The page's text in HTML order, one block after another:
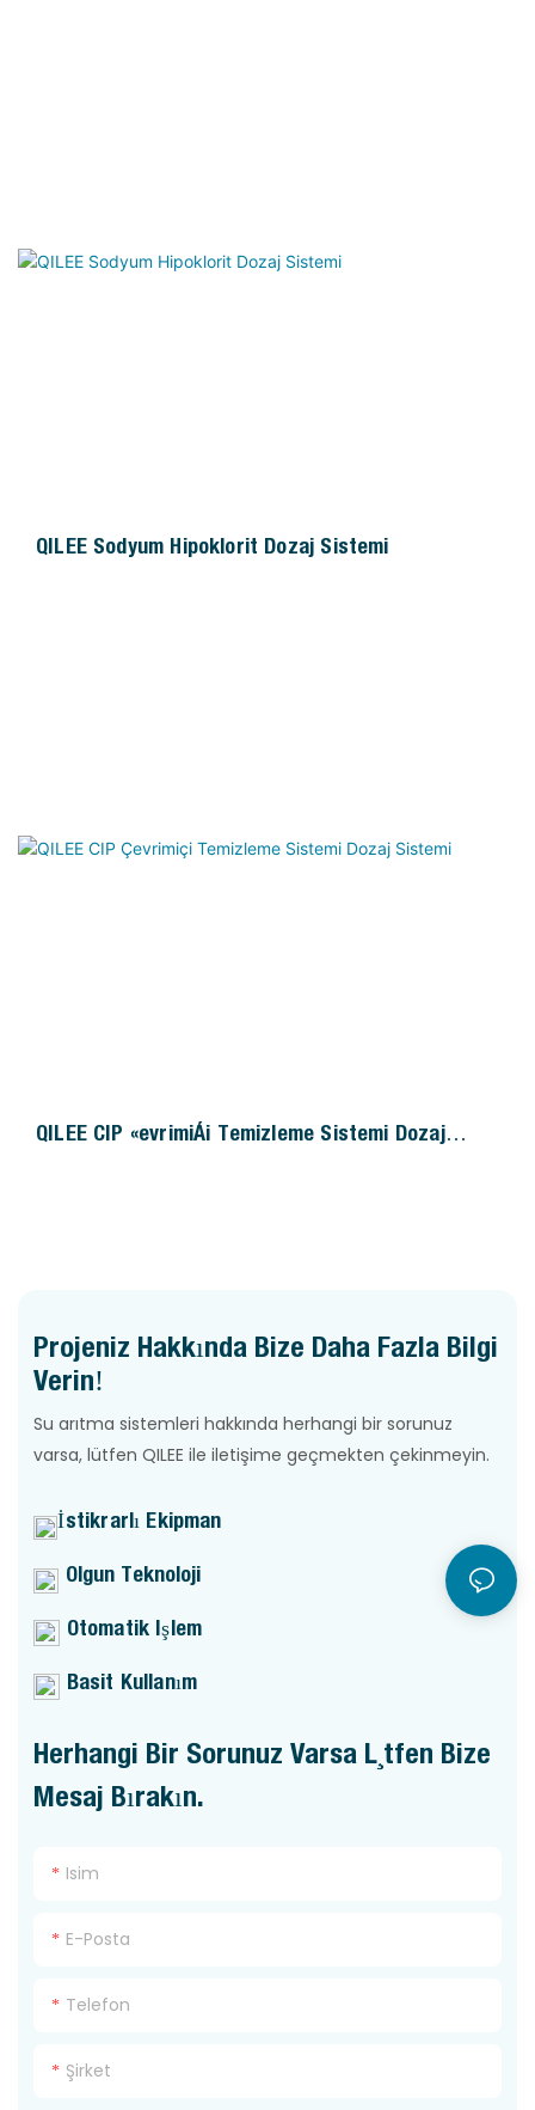
QILEE Sodyum Hipoklorit Dozaj Sistemi
QILEE CIP Çevrimiçi Temizleme Sistemi Dozaj
Projeniz Hakkında Bize Daha Fazla Bilgi
Verin!
Su arıtma sistemleri hakkında herhangi bir sorunuz
varsa, lütfen QILEE ile iletişime geçmekten çekinmeyin.
İstikrarlı Ekipman
Olgun Teknoloji
Otomatik Işlem
Basit Kullanım
Herhangi Bir Sorunuz Varsa Lütfen Bize
Mesaj Bırakın.
Isim
E-Posta
Telefon
Şirket